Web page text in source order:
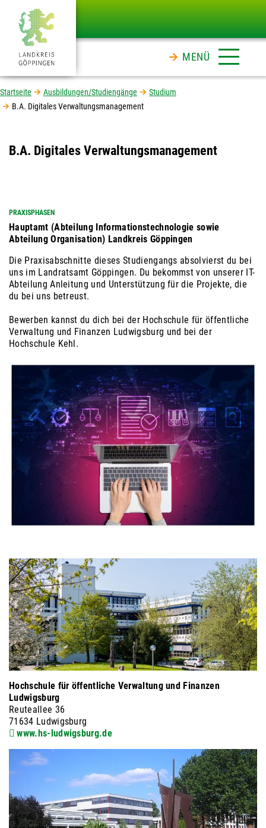
MENÜ
Startseite Ausbildungen/Studiengänge
Studium
B.A. Digitales Verwaltungsmanagement
B.A. Digitales Verwaltungsmanagement
PRAXISPHASEN
Hauptamt (Abteilung Informationstechnologie sowie
Abteilung Organisation) Landkreis Göppingen
Die Praxisabschnitte dieses Studiengangs absolvierst du bei
uns im Landratsamt Göppingen. Du bekommst von unserer IT-
Abteilung Anleitung und Unterstützung für die Projekte, die
du bei uns betreust.
Bewerben kannst du dich bei der Hochschule für öffentliche
Verwaltung und Finanzen Ludwigsburg und bei der
Hochschule Kehl.
Hochschule für öffentliche Verwaltung und Finanzen
Ludwigsburg
Reuteallee 36
71634 Ludwigsburg
www.hs-ludwigsburg.de